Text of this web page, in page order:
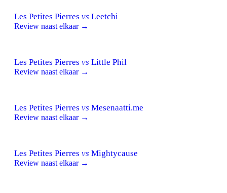
Les Petites Pierres vs Leetchi
Review naast elkaar →
Les Petites Pierres vs Little Phil
Review naast elkaar →
Les Petites Pierres vs Mesenaatti.me
Review naast elkaar →
Les Petites Pierres vs Mightycause
Review naast elkaar →